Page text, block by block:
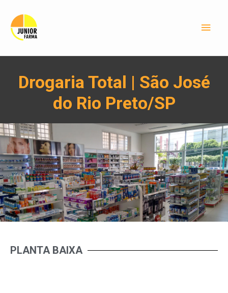
Drogaria Total | São José
do Rio Preto/SP
PLANTA BAIXA